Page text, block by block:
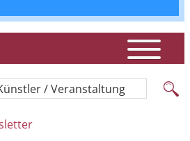
/ Veranstaltung